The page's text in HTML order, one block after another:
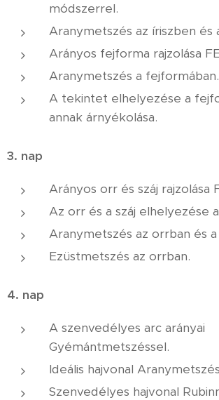
módszerrel.
Aranymetszés az íriszben és
Arányos fejforma rajzolása
Aranymetszés a fejformában.
A tekintet elhelyezése a
annak árnyékolása.
3. nap
Arányos orr és száj rajzolása
Az orr és a száj elhelyezése
Aranymetszés az orrban és a
Ezüstmetszés az orrban.
4. nap
A szenvedélyes arc arányai
Gyémántmetszéssel.
Ideális hajvonal
Szenvedélyes hajvonal